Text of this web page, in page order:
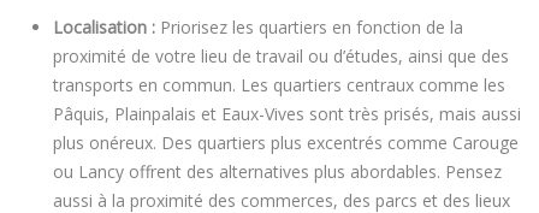
Localisation : Priorisez les quartiers en fonction de la
proximité de votre lieu de travail ou d’études, ainsi que des
transports en commun. Les quartiers centraux comme les
Pâquis, Plainpalais et Eaux-Vives sont très prisés, mais aussi
plus onéreux. Des quartiers plus excentrés comme Carouge
ou Lancy offrent des alternatives plus abordables. Pensez
aussi à la proximité des commerces, des parcs et des lieux